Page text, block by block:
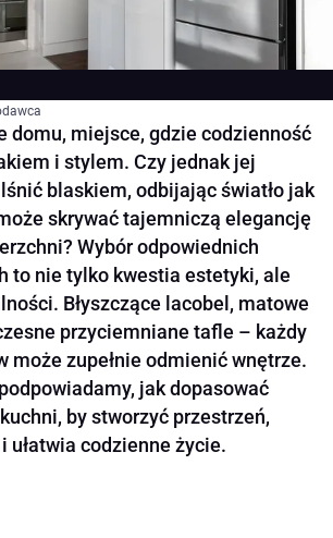
domu, miejsce, gdzie codzienność
i stylem. Czy jednak jej
blaskiem, odbijając światło jak
skrywać tajemniczą elegancję
Wybór odpowiednich
to nie tylko kwestia estetyki, ale
Błyszczące lacobel, matowe
przyciemniane tafle – każdy
może zupełnie odmienić wnętrze.
jak dopasować
by stworzyć przestrzeń,
ułatwia codzienne życie.